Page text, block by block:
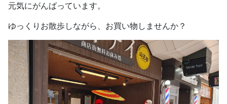
元気にがんばっています。
ゆっくりお散歩しながら、お買い物しませんか？